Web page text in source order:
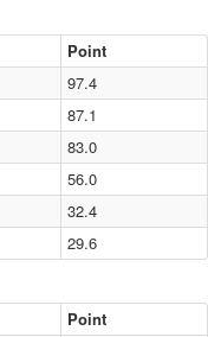
Point
97.4
87.1
83.0
56.0
32.4
29.6
Point